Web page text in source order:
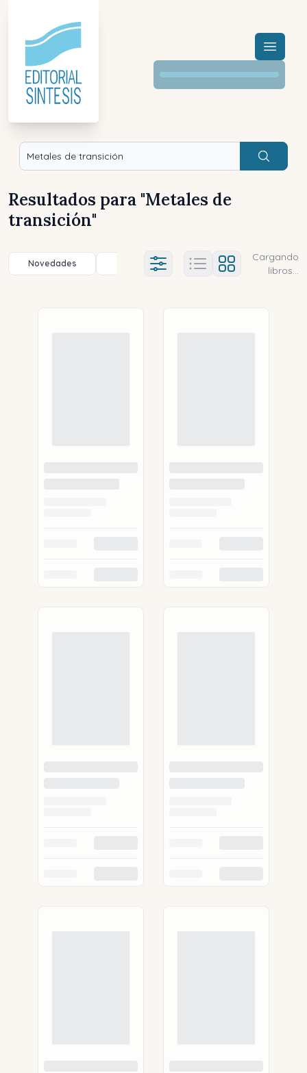
Menú
Buscar
Resultados para "Metales de
transición"
Novedades Título (a-z) Título (z-a)
Ajustes abierto
Cargando
libros...